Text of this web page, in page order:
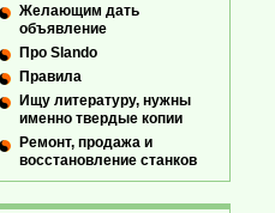
Желающим дать
объявление
Про Slando
Правила
Ищу литературу, нужны
именно твердые копии
Ремонт, продажа и
восстановление станков